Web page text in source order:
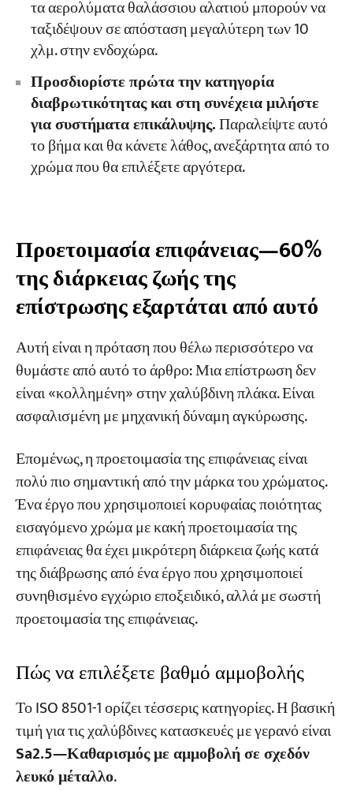
τα αερολύματα θαλάσσιου αλατιού μπορούν να
ταξιδέψουν σε απόσταση μεγαλύτερη των 10
χλμ. στην ενδοχώρα.
Προσδιορίστε πρώτα την κατηγορία
διαβρωτικότητας και στη συνέχεια μιλήστε
για συστήματα επικάλυψης.Παραλείψτε αυτό
το βήμα και θα κάνετε λάθος, ανεξάρτητα από το
χρώμα που θα επιλέξετε αργότερα.
Προετοιμασία επιφάνειας—60%
της διάρκειας ζωής της
επίστρωσης εξαρτάται από αυτό
Αυτή είναι η πρόταση που θέλω περισσότερο να
θυμάστε από αυτό το άρθρο: Μια επίστρωση δεν
είναι «κολλημένη» στην χαλύβδινη πλάκα. Είναι
ασφαλισμένη με μηχανική δύναμη αγκύρωσης.
Επομένως, η προετοιμασία της επιφάνειας είναι
πολύ πιο σημαντική από την μάρκα του χρώματος.
Ένα έργο που χρησιμοποιεί κορυφαίας ποιότητας
εισαγόμενο χρώμα με κακή προετοιμασία της
επιφάνειας θα έχει μικρότερη διάρκεια ζωής κατά
της διάβρωσης από ένα έργο που χρησιμοποιεί
συνηθισμένο εγχώριο εποξειδικό, αλλά με σωστή
προετοιμασία της επιφάνειας.
Πώς να επιλέξετε βαθμό αμμοβολής
Το ISO 8501-1 ορίζει τέσσερις κατηγορίες. Η βασική
τιμή για τις χαλύβδινες κατασκευές με γερανό είναι
Sa2.5—Καθαρισμός με αμμοβολή σε σχεδόν
λευκό μέταλλο.